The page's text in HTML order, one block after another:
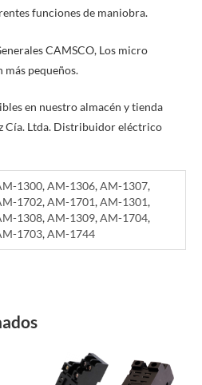
funciones de maniobra.
CAMSCO, Los micro
pequeños.
en nuestro almacén y tienda
Cía. Ltda. Distribuidor eléctrico
1300,AM-1306,AM-1307,
1702,AM-1701,AM-1301,
1308,AM-1309,AM-1704,
1703,AM-1744
producto